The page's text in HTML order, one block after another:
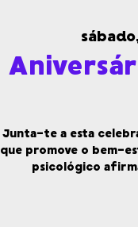
Junta-te a esta
que promove o bem-
psicológico